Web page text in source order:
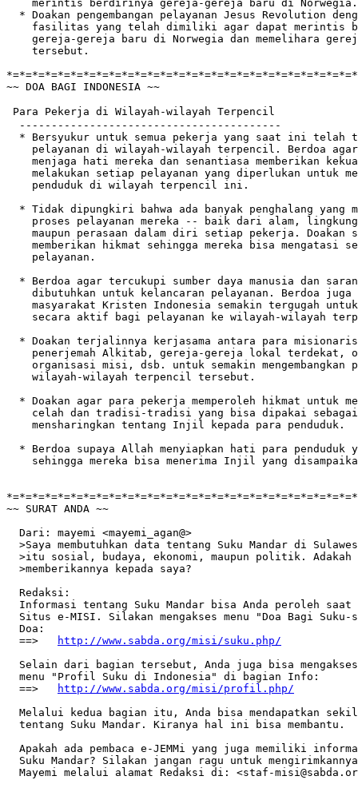
    merintis berdirinya gereja-gereja baru di Norwegia.
* Doakan pengembangan pelayanan Jesus Revolution
fasilitas yang telah dimiliki agar dapat merintis
gereja-gereja baru di Norwegia dan memelihara
    tersebut.
~~ DOA BAGI INDONESIA ~~
Para Pekerja di Wilayah-wilayah Terpencil
  -----------------------------------------
* Bersyukur untuk semua pekerja yang saat ini telah
pelayanan di wilayah-wilayah terpencil. Berdoa
menjaga hati mereka dan senantiasa memberikan
melakukan setiap pelayanan yang diperlukan untuk
    penduduk di wilayah terpencil ini.
* Tidak dipungkiri bahwa ada banyak penghalang yang
proses pelayanan mereka -- baik dari alam,
maupun perasaan dalam diri setiap pekerja. Doakan
memberikan hikmat sehingga mereka bisa mengatasi
    pelayanan.
* Berdoa agar tercukupi sumber daya manusia dan
dibutuhkan untuk kelancaran pelayanan. Berdoa juga
masyarakat Kristen Indonesia semakin tergugah
secara aktif bagi pelayanan ke wilayah-wilayah
* Doakan terjalinnya kerjasama antara para
penerjemah Alkitab, gereja-gereja lokal terdekat,
organisasi misi, dsb. untuk semakin mengembangkan
    wilayah-wilayah terpencil tersebut.
* Doakan agar para pekerja memperoleh hikmat untuk
celah dan tradisi-tradisi yang bisa dipakai
    mensharingkan tentang Injil kepada para penduduk.
* Berdoa supaya Allah menyiapkan hati para penduduk
sehingga mereka bisa menerima Injil yang
~~ SURAT ANDA ~~
  Dari: mayemi <mayemi_agan@>
>Saya membutuhkan data tentang Suku Mandar di
>itu sosial, budaya, ekonomi, maupun politik. Adakah
  >memberikannya kepada saya?
  Redaksi:
Informasi tentang Suku Mandar bisa Anda peroleh saat
Situs e-MISI. Silakan mengakses menu "Doa Bagi Suku-
  Doa:
http://www.sabda.org/misi/suku.php/
Selain dari bagian tersebut, Anda juga bisa
  menu "Profil Suku di Indonesia" di bagian Info:
http://www.sabda.org/misi/profil.php/
Melalui kedua bagian itu, Anda bisa mendapatkan
  tentang Suku Mandar. Kiranya hal ini bisa membantu.
Apakah ada pembaca e-JEMMi yang juga memiliki
Suku Mandar? Silakan jangan ragu untuk
Mayemi melalui alamat Redaksi di: <staf-